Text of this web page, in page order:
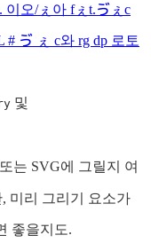
이오/ぇ아 fぇt.ゔぇc
ゔ ぇ c와 rg dp 로토
및
는 SVG에 그릴지 여
미리 그리기 요소가
좋을지도.